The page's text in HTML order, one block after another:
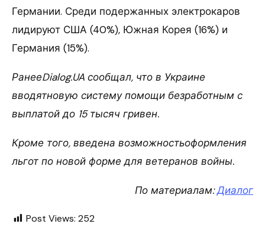
Германии. Среди подержанных электрокаров
лидируют США (40%), Южная Корея (16%) и
Германия (15%).
РанееDialog.UA сообщал, что в Украине
вводятновую систему помощи безработным с
выплатой до 15 тысяч гривен.
Кроме того, введена возможностьоформления
льгот по новой форме для ветеранов войны.
По материалам:Диалог
Post Views: 252